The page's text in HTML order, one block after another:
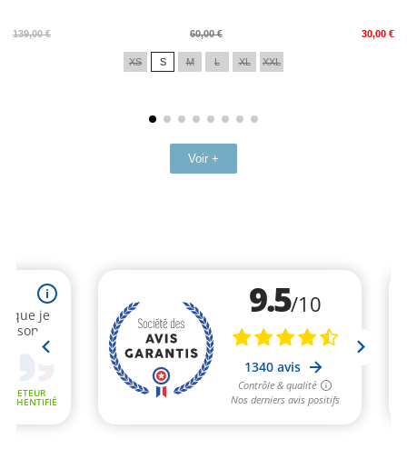
139,00 €
Prix
60,00 € 30,00 €
Prix
XS S M L XL XXL
Voir +